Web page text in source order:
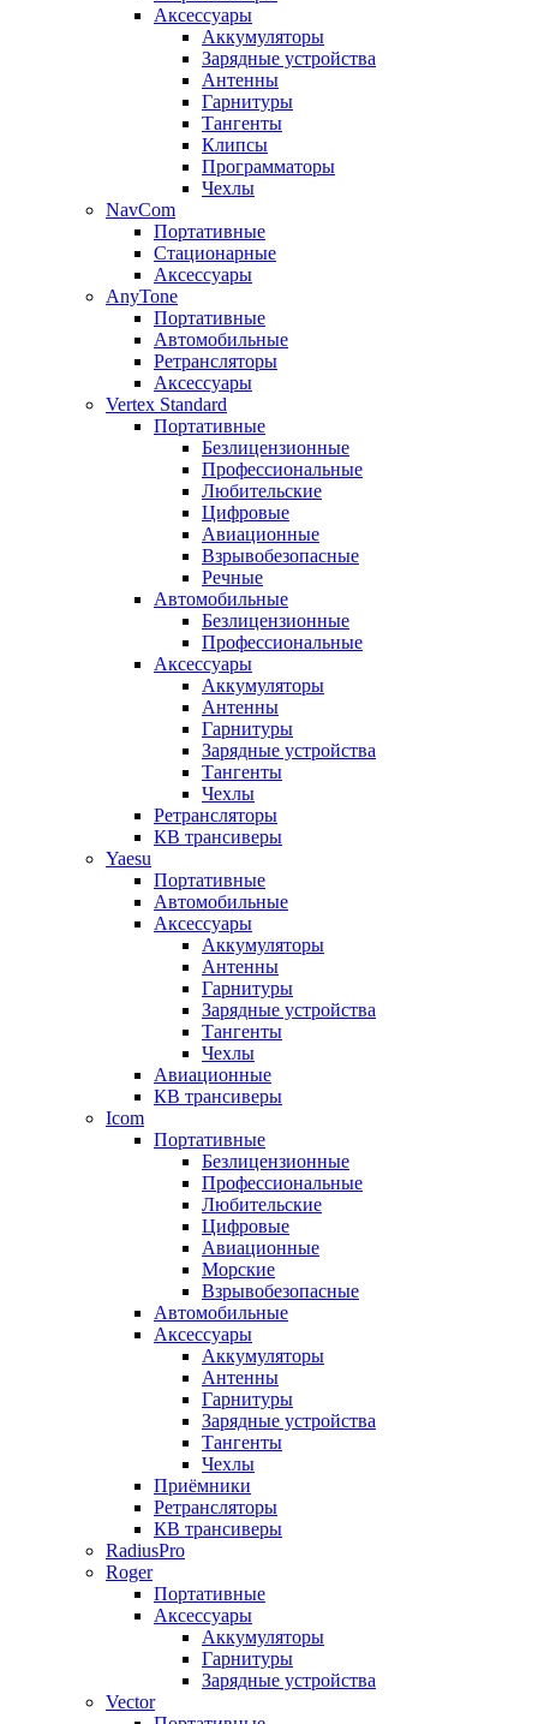
Аксессуары
Аккумуляторы
Зарядные устройства
Антенны
Гарнитуры
Тангенты
Клипсы
Программаторы
Чехлы
NavCom
Портативные
Стационарные
Аксессуары
AnyTone
Портативные
Автомобильные
Ретрансляторы
Аксессуары
Vertex Standard
Портативные
Безлицензионные
Профессиональные
Любительские
Цифровые
Авиационные
Взрывобезопасные
Речные
Автомобильные
Безлицензионные
Профессиональные
Аксессуары
Аккумуляторы
Антенны
Гарнитуры
Зарядные устройства
Тангенты
Чехлы
Ретрансляторы
КВ трансиверы
Yaesu
Портативные
Автомобильные
Аксессуары
Аккумуляторы
Антенны
Гарнитуры
Зарядные устройства
Тангенты
Чехлы
Авиационные
КВ трансиверы
Icom
Портативные
Безлицензионные
Профессиональные
Любительские
Цифровые
Авиационные
Морские
Взрывобезопасные
Автомобильные
Аксессуары
Аккумуляторы
Антенны
Гарнитуры
Зарядные устройства
Тангенты
Чехлы
Приёмники
Ретрансляторы
КВ трансиверы
RadiusPro
Roger
Портативные
Аксессуары
Аккумуляторы
Гарнитуры
Зарядные устройства
Vector